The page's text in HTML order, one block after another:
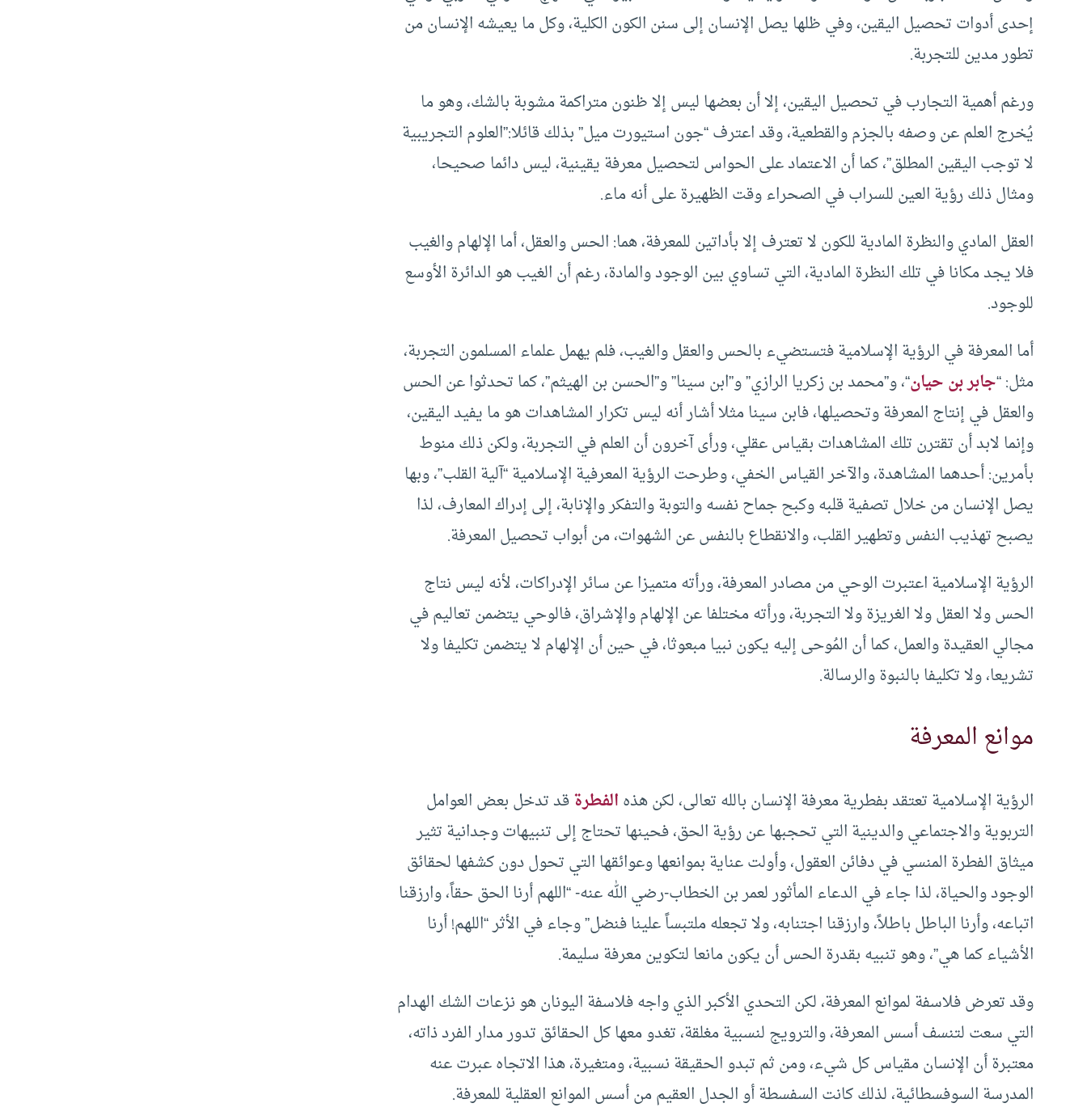
إحدى أدوات تحصيل اليقين، وفي ظلها يصل الإنسان إلى سنن الكون الكلية، وكل ما يعيشه الإنسان من
تطور مدين للتجربة.
ورغم أهمية التجارب في تحصيل اليقين، إلا أن بعضها ليس إلا ظنون متراكمة مشوبة بالشك، وهو ما
يُخرج العلم عن وصفه بالجزم والقطعية، وقد اعترف “جون استيورت ميل” بذلك قائلا:”العلوم التجريبية
لا توجب اليقين المطلق”، كما أن الاعتماد على الحواس لتحصيل معرفة يقينية، ليس دائما صحيحا،
ومثال ذلك رؤية العين للسراب في الصحراء وقت الظهيرة على أنه ماء.
العقل المادي والنظرة المادية للكون لا تعترف إلا بأداتين للمعرفة، هما: الحس والعقل، أما الإلهام والغيب
فلا يجد مكانا في تلك النظرة المادية، التي تساوي بين الوجود والمادة، رغم أن الغيب هو الدائرة الأوسع
للوجود.
أما المعرفة في الرؤية الإسلامية فتستضيء بالحس والعقل والغيب، فلم يهمل علماء المسلمون التجربة،
مثل: “جابر بن حيان“، و”محمد بن زكريا الرازي” و”ابن سينا” و”الحسن بن الهيثم”، كما تحدثوا عن الحس
والعقل في إنتاج المعرفة وتحصيلها، فابن سينا مثلا أشار أنه ليس تكرار المشاهدات هو ما يفيد اليقين،
وإنما لابد أن تقترن تلك المشاهدات بقياس عقلي، ورأى آخرون أن العلم في التجربة، ولكن ذلك منوط
بأمرين: أحدهما المشاهدة، والآخر القياس الخفي، وطرحت الرؤية المعرفية الإسلامية “آلية القلب”، وبها
يصل الإنسان من خلال تصفية قلبه وكبح جماح نفسه والتوبة والتفكر والإنابة، إلى إدراك المعارف، لذا
يصبح تهذيب النفس وتطهير القلب، والانقطاع بالنفس عن الشهوات، من أبواب تحصيل المعرفة.
الرؤية الإسلامية اعتبرت الوحي من مصادر المعرفة، ورأته متميزا عن سائر الإدراكات، لأنه ليس نتاج
الحس ولا العقل ولا الغريزة ولا التجربة، ورأته مختلفا عن الإلهام والإشراق، فالوحي يتضمن تعاليم في
مجالي العقيدة والعمل، كما أن المُوحى إليه يكون نبيا مبعوثا، في حين أن الإلهام لا يتضمن تكليفا ولا
تشريعا، ولا تكليفا بالنبوة والرسالة.
موانع المعرفة
الرؤية الإسلامية تعتقد بفطرية معرفة الإنسان بالله تعالى، لكن هذهالفطرةقد تدخل بعض العوامل
التربوية والاجتماعي والدينية التي تحجبها عن رؤية الحق، فحينها تحتاج إلى تنبيهات وجدانية تثير
ميثاق الفطرة المنسي في دفائن العقول، وأولت عناية بموانعها وعوائقها التي تحول دون كشفها لحقائق
الوجود والحياة، لذا جاء في الدعاء المأثور لعمر بن الخطاب-رضي الله عنه- “اللهم أرنا الحق حقاً، وارزقنا
اتباعه، وأرنا الباطل باطلاً، وارزقنا اجتنابه، ولا تجعله ملتبساً علينا فنضل” وجاء في الأثر “اللهم! أرنا
الأشياء كما هي”، وهو تنبيه بقدرة الحس أن يكون مانعا لتكوين معرفة سليمة.
وقد تعرض فلاسفة لموانع المعرفة، لكن التحدي الأكبر الذي واجه فلاسفة اليونان هو نزعات الشك الهدام
التي سعت لتنسف أسس المعرفة، والترويج لنسبية مغلقة، تغدو معها كل الحقائق تدور مدار الفرد ذاته،
معتبرة أن الإنسان مقياس كل شيء، ومن ثم تبدو الحقيقة نسبية، ومتغيرة، هذا الاتجاه عبرت عنه
المدرسة السوفسطائية، لذلك كانت السفسطة أو الجدل العقيم من أسس الموانع العقلية للمعرفة.